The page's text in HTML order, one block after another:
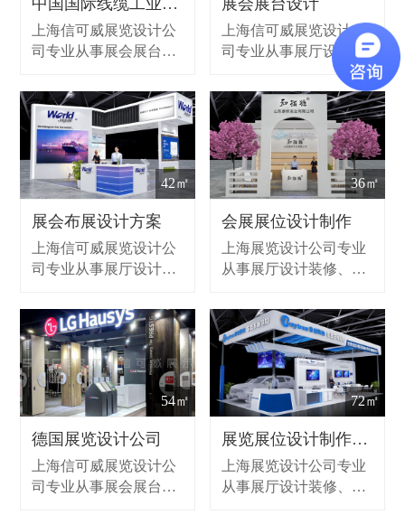
个国家各个城市的一站
式会展设计搭建服务。
个国家各个城市的一站
式会展设计搭建服务。
中国国际线缆工业展览会搭建
上海信可威展览设计公
司专业从事展会展台设
建的展览服务,同时提供
展示设计，承接大小型
展会布展，作为展览搭
建公司致力为客户提供
前期策划、设计创意、
现场搭建和维护、全国
巡展等，致力于全球各
个国家各个城市的一站
式会展设计搭建服务。
展会展台设计
上海信可威展览设计公
司专业从事展厅设计装
修、展会展位设计、展
台搭建的展览服务,同时
提供展示设计，承接大
小型展会布展，作为展
览公司致力为客户提供
前期策划、设计创意、
现场搭建和维护、全国
巡展等，致力于全球各
个国家各个城市的一站
式会展设计搭建服务。
42㎡
展会布展设计方案
上海信可威展览设计公
司专业从事展厅设计装
台搭建的展览服务,同时
提供展示设计，承接大
小型展会布展，作为展
览公司致力为客户提供
前期策划、设计创意、
现场搭建和维护、全国
巡展等，致力于全球各
个国家各个城市的一站
式会展设计搭建服务。
36㎡
会展展位设计制作
上海展览设计公司专业
从事展厅设计装修、展
的展览服务,同时提供展
示设计，承接大小型展
会布展，作为展览公司
致力为客户提供前期策
划、设计创意、现场搭
建和维护、全国巡展
等，致力于全球各个国
家各个城市的一站式会
展设计搭建服务。
54㎡
德国展览设计公司
上海信可威展览设计公
司专业从事展会展台设
72㎡
展览展位设计制作搭建
上海展览设计公司专业
从事展厅设计装修、展